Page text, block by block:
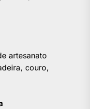
artesanato
couro,